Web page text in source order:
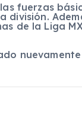
fuerzas
división.
de la Liga
nuevamente